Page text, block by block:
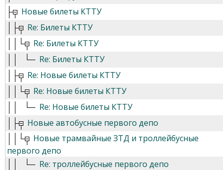
Новые билеты КТТУ
Re: Билеты КТТУ
Re: Билеты КТТУ
Re: Билеты КТТУ
Re: Новые билеты КТТУ
Re: Новые билеты КТТУ
Re: Новые билеты КТТУ
Новые автобусные первого депо
Новые трамвайные ЗТД и троллейбусные
первого депо
Re: троллейбусные первого депо